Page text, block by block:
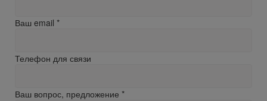
Ваш email *
Телефон для связи
Ваш вопрос, предложение *